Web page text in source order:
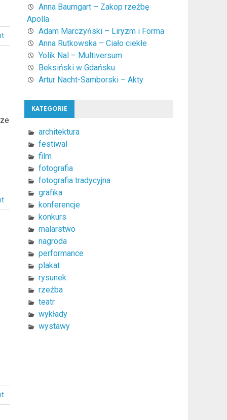
Anna Baumgart – Zakop rzeźbę
Apolla
Adam Marczyński – Liryzm i Forma
Anna Rutkowska – Ciało ciekłe
Yolik Nal – Multiversum
Beksiński w Gdańsku
Artur Nacht-Samborski – Akty
KATEGORIE
architektura
festiwal
film
fotografia
fotografia tradycyjna
grafika
konferencje
konkurs
malarstwo
nagroda
performance
plakat
rysunek
rzeźba
teatr
wykłady
wystawy